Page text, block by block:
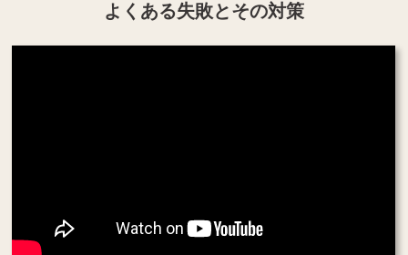
よくある失敗とその対策